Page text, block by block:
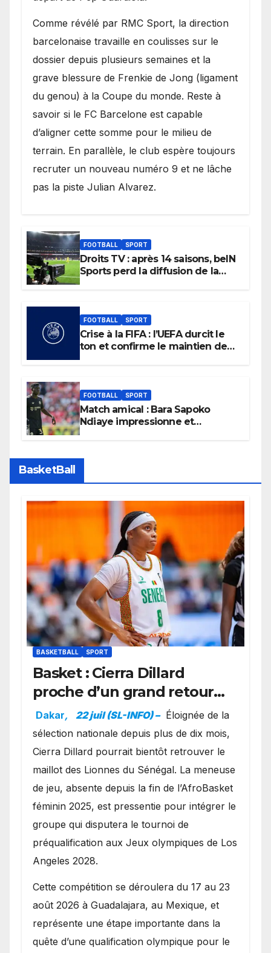
​Comme révélé par RMC Sport, la direction
barcelonaise travaille en coulisses sur le
dossier depuis plusieurs semaines et la
grave blessure de Frenkie de Jong (ligament
du genou) à la Coupe du monde. Reste à
savoir si le FC Barcelone est capable
d’aligner cette somme pour le milieu de
terrain. En parallèle, le club espère toujours
recruter un nouveau numéro 9 et ne lâche
pas la piste Julian Alvarez.
FOOTBALL SPORT
Droits TV : après 14 saisons, beIN
Sports perd la diffusion de la
FOOTBALL SPORT
Crise à la FIFA : l’UEFA durcit le
ton et confirme le maintien de
FOOTBALL SPORT
Match amical : Bara Sapoko
Ndiaye impressionne et
BasketBall
BASKETBALL SPORT
Basket : Cierra Dillard
proche d’un grand retour
avec les Lionnes ?
Dakar, 22 juil (SL-INFO) – Éloignée de la
sélection nationale depuis plus de dix mois,
Cierra Dillard pourrait bientôt retrouver le
maillot des Lionnes du Sénégal. La meneuse
de jeu, absente depuis la fin de l’AfroBasket
féminin 2025, est pressentie pour intégrer le
groupe qui disputera le tournoi de
préqualification aux Jeux olympiques de Los
Angeles 2028.
Cette compétition se déroulera du 17 au 23
août 2026 à Guadalajara, au Mexique, et
représente une étape importante dans la
quête d’une qualification olympique pour le